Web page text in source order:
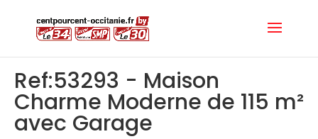
Ref:53293 - Maison
Charme Moderne de 115 m²
avec Garage